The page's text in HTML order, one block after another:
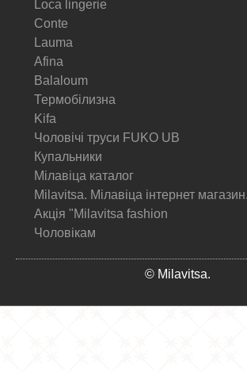
Loca lingerie
Conte
Lauma
Afina
Balaloum
Термобілизна
Kifa
Чоловічі труси FUKO UB
Купальники
Мілавіца каталог
Milavitsa. Мілавіца інтернет магазин.
Акція "Milavitsa fashion
Чоловікам
© Milavitsa.